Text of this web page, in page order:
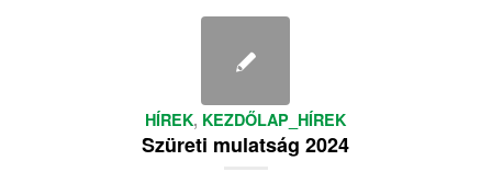
HÍREK, KEZDŐLAP_HÍREK
Szüreti mulatság 2024